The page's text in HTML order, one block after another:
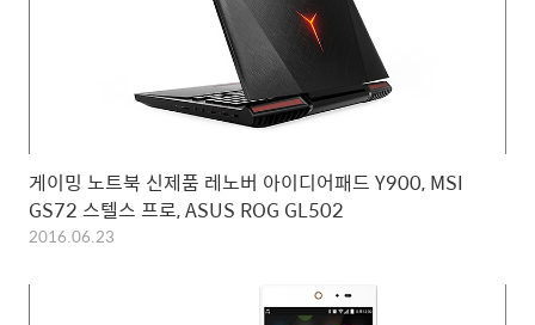
게이밍 노트북 신제품 레노버 아이디어패드 Y900, MSI
GS72 스텔스 프로, ASUS ROG GL502
2016.06.23